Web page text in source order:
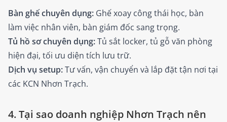
Bàn ghế chuyên dụng: Ghế xoay công thái học, bàn
làm việc nhân viên, bàn giám đốc sang trọng.
Tủ hồ sơ chuyên dụng:Tủ sắt locker, tủ gỗ văn phòng
hiện đại, tối ưu diện tích lưu trữ.
Dịch vụ setup:Tư vấn, vận chuyển và lắp đặt tận nơi tại
các KCN Nhơn Trạch.
4. Tại sao doanh nghiệp Nhơn Trạch nên